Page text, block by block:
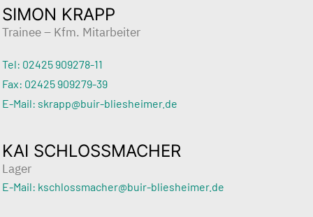
SIMON KRAPP
Trainee – Kfm. Mitarbeiter
Tel: 02425 909278-11
Fax: 02425 909279-39
E-Mail: skrapp@buir-bliesheimer.de
KAI SCHLOSSMACHER
Lager
E-Mail: kschlossmacher@buir-bliesheimer.de